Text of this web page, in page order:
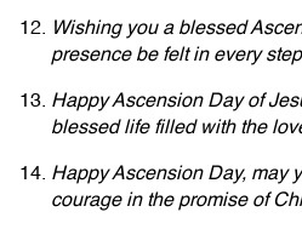
Wishing you a blessed
presence be felt in every
Happy Ascension Day of
blessed life filled with the
Happy Ascension Day, may
courage in the promise of